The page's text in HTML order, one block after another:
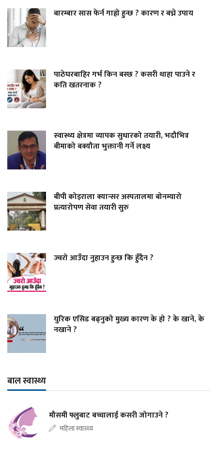
बारम्बार सास फेर्न गाह्रो हुन्छ ? कारण र बच्ने उपाय
पाठेघरबाहिर गर्भ किन बस्छ ? कसरी थाहा पाउने र
कति खतरनाक ?
स्वास्थ्य क्षेत्रमा व्यापक सुधारको तयारी, भदौभित्र
बीमाको बक्यौता भुक्तानी गर्ने लक्ष्य
बीपी कोइराला क्यान्सर अस्पतालमा बोनम्यारो
प्रत्यारोपण सेवा तयारी सुरु
ज्वरो आउँदा नुहाउन हुन्छ कि हुँदैन ?
युरिक एसिड बढ्नुको मुख्य कारण के हो ? के खाने, के
नखाने ?
बाल स्वास्थ्य
मौसमी फ्लुबाट बच्चालाई कसरी जोगाउने ?
महिला स्वास्थ्य